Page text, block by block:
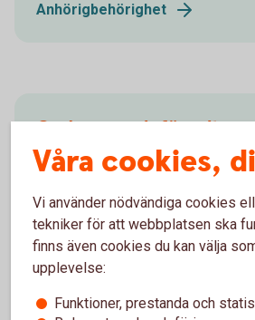
Anhörigbehörighet
God man och förvaltare
Om en person inte längre kan
finns andra alternativ. Läs mer om
förvaltare, samt vad som skiljer
God man och förvaltare
Våra cookies,
Vi använder nödvändiga cookies
tekniker för att webbplatsen ska
finns även cookies du kan välja
upplevelse:
Funktioner, prestanda och